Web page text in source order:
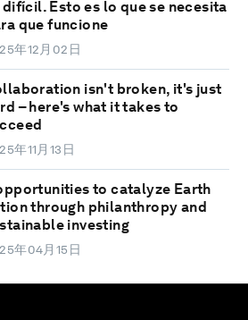
difícil. Esto es lo que se necesita
que funcione
年12月02日
isn't broken, it's just
– here's what it takes to
年11月13日
to catalyze Earth
through philanthropy and
investing
年04月15日